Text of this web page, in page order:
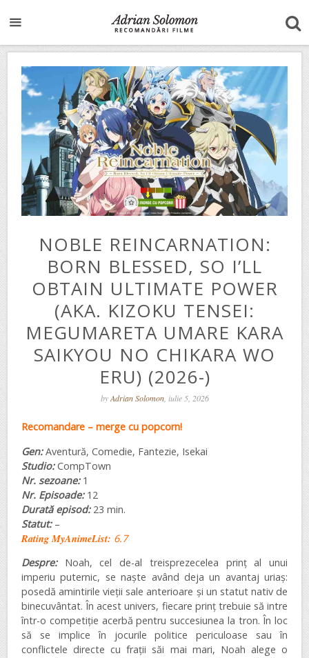
NOBLE REINCARNATION:
BORN BLESSED, SO I’LL
OBTAIN ULTIMATE POWER
(AKA. KIZOKU TENSEI:
MEGUMARETA UMARE KARA
SAIKYOU NO CHIKARA WO
ERU) (2026-)
byAdrian Solomon, iulie 5, 2026
Recomandare – merge cu popcorn!
Gen:Aventură, Comedie, Fantezie, Isekai
Studio:CompTown
Nr. sezoane:1
Nr. Episoade: 12
Durată episod:23 min.
Statut:–
Rating MyAnimeList: 6.7
Despre: Noah, cel de-al treisprezecelea prinț al unui
imperiu puternic, se naște având deja un avantaj uriaș:
posedă amintirile vieții sale anterioare și un statut nativ de
binecuvântat. În acest univers, fiecare prinț trebuie să intre
într-o competiție acerbă pentru succesiunea la tron. În loc
să se implice în jocurile politice periculoase sau în
conflictele directe cu frații săi mai mari, Noah alege o